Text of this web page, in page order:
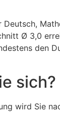
Deutsch,
Ø 3,0
den
sich?
wird Sie